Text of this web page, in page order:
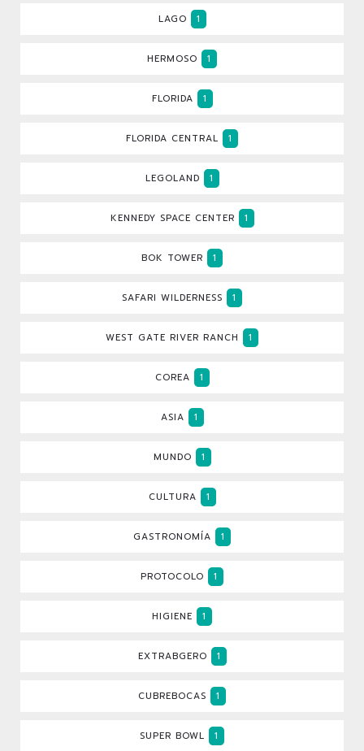
LAGO 1
HERMOSO 1
FLORIDA 1
FLORIDA CENTRAL 1
LEGOLAND 1
KENNEDY SPACE CENTER 1
BOK TOWER 1
SAFARI WILDERNESS 1
WEST GATE RIVER RANCH 1
COREA 1
ASIA 1
MUNDO 1
CULTURA 1
GASTRONOMÍA 1
PROTOCOLO 1
HIGIENE 1
EXTRABGERO 1
CUBREBOCAS 1
SUPER BOWL 1